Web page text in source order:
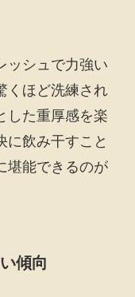
ッシュで力強い
くほど洗練され
した重厚感を楽
に飲み干すこと
堪能できるのが
傾向